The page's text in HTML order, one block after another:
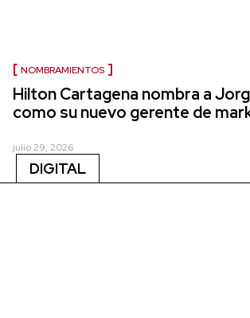
NOMBRAMIENTOS
Hilton Cartagena nombra a
como su nuevo gerente de
julio 29, 2026
DIGITAL